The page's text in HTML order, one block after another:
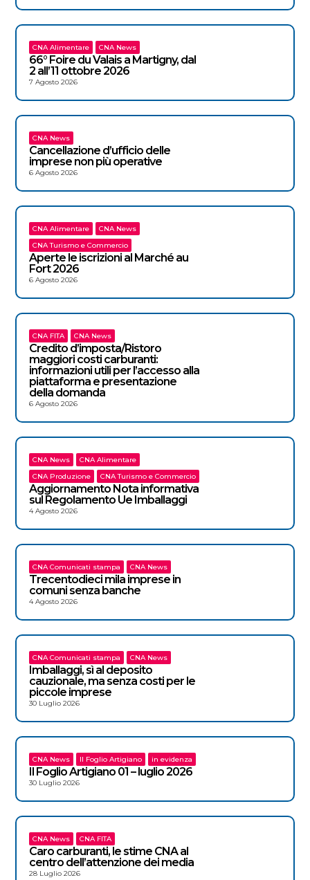
CNA Alimentare CNA News
66° Foire du Valais a Martigny, dal
2 all’11 ottobre 2026
7 Agosto 2026
CNA News
Cancellazione d’ufficio delle
imprese non più operative
6 Agosto 2026
CNA Alimentare
CNA News
CNA Turismo e Commercio
Aperte le iscrizioni al Marché au
Fort 2026
6 Agosto 2026
CNA FITA CNA News
Credito d’imposta/Ristoro
maggiori costi carburanti:
informazioni utili per l’accesso alla
piattaforma e presentazione
della domanda
6 Agosto 2026
CNA News
CNA Alimentare
CNA Produzione
CNA Turismo e Commercio
Aggiornamento Nota informativa
sul Regolamento Ue Imballaggi
4 Agosto 2026
CNA Comunicati stampa CNA News
Trecentodieci mila imprese in
comuni senza banche
4 Agosto 2026
CNA Comunicati stampa CNA News
Imballaggi, sì al deposito
cauzionale, ma senza costi per le
piccole imprese
30 Luglio 2026
CNA News Il Foglio Artigiano in evidenza
Il Foglio Artigiano 01 – luglio 2026
30 Luglio 2026
CNA News CNA FITA
Caro carburanti, le stime CNA al
centro dell’attenzione dei media
28 Luglio 2026